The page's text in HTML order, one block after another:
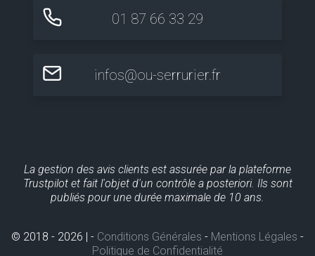
01 87 66 33 29
infos@ou-serrurier.fr
La gestion des avis clients est assurée par la plateforme
Trustpilot et fait l'objet d'un contrôle a posteriori. Ils sont
publiés pour une durée maximale de 10 ans.
© 2018 - 2026 | - Conditions Générales - Mentions Légales -
Politique de Confidentialité